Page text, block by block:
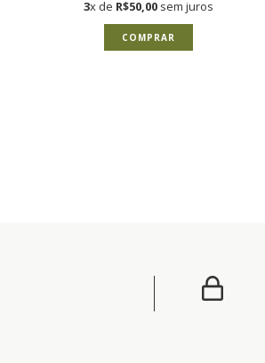
3x de R$50,00sem juros
COMPRAR